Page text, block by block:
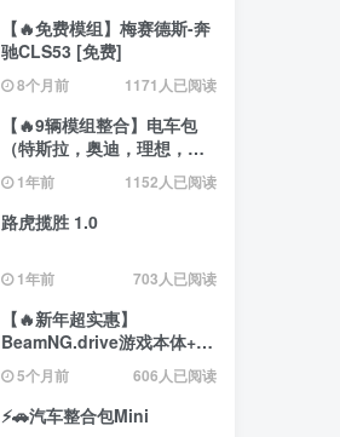
【🔥免费模组】梅赛德斯-奔
驰CLS53 [免费]
8个月前 1171人已阅读
【🔥9辆模组整合】电车包
（特斯拉，奥迪，理想，梅
赛德斯）
1年前 1152人已阅读
路虎揽胜 1.0
1年前 703人已阅读
【🔥新年超实惠】
BeamNG.drive游戏本体+约
200辆汽车整合包
5个月前 606人已阅读
⚡🚗汽车整合包Mini